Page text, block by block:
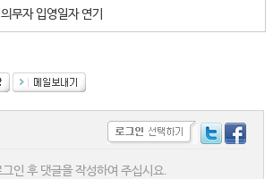
무자 입영일자 연기
인 후 댓글을 작성하여 주십시요.